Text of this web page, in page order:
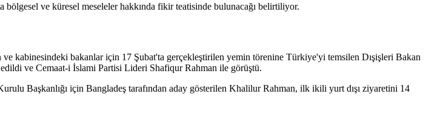
ve küresel meseleler hakkında fikir teatisinde bulunacağı belirtiliyor.
kabinesindeki bakanlar için 17 Şubat'ta gerçekleştirilen yemin törenine Türkiye'yi temsilen Dışişleri Bakan
ve Cemaat-i İslami Partisi Lideri Shafiqur Rahman ile görüştü.
Başkanlığı için Bangladeş tarafından aday gösterilen Khalilur Rahman, ilk ikili yurt dışı ziyaretini 14